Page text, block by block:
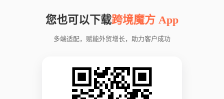
您也可以下载跨境魔方 App
多端适配，赋能外贸增长，助力客户成功